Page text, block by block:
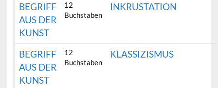
BEGRIFF
AUS DER
KUNST
12
Buchstaben
INKRUSTATION
BEGRIFF
AUS DER
KUNST
12
Buchstaben
KLASSIZISMUS